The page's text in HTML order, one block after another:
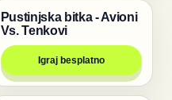
Pucanje
Pustinjska bitka - Avioni
Vs. Tenkovi
Igraj besplatno